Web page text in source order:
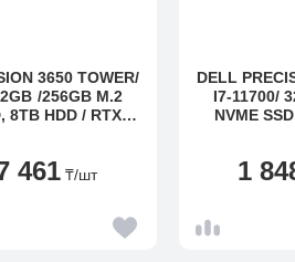
3650 TOWER/
M.2
8TB HDD / RTX
3YRW
461 ₸/шт
DELL
I7-11700/ 32GB /
NVME
1